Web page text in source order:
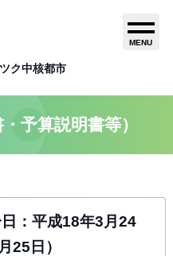
ク中核都市
MENU
予算説明書等）
：平成18年3月24
25日）